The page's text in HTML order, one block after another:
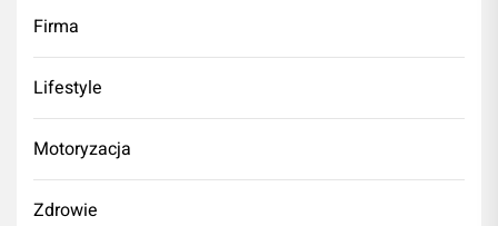
Firma
Lifestyle
Motoryzacja
Zdrowie